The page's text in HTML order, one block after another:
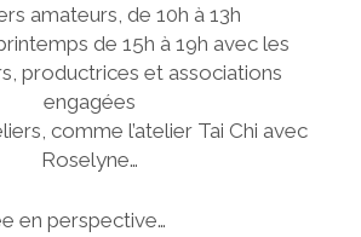
amateurs, de 10h à 13h
de 15h à 19h avec les
productrices et associations
engagées
comme l’atelier Tai Chi avec
Roselyne…
en perspective…